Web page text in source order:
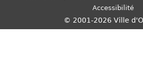
Accessibilité
© 2001-2026 Ville